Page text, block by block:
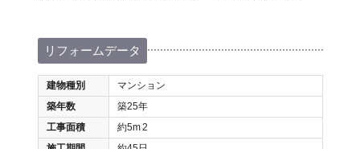
リフォームデータ
建物種別
マンション
築年数
築25年
工事面積
約5m2